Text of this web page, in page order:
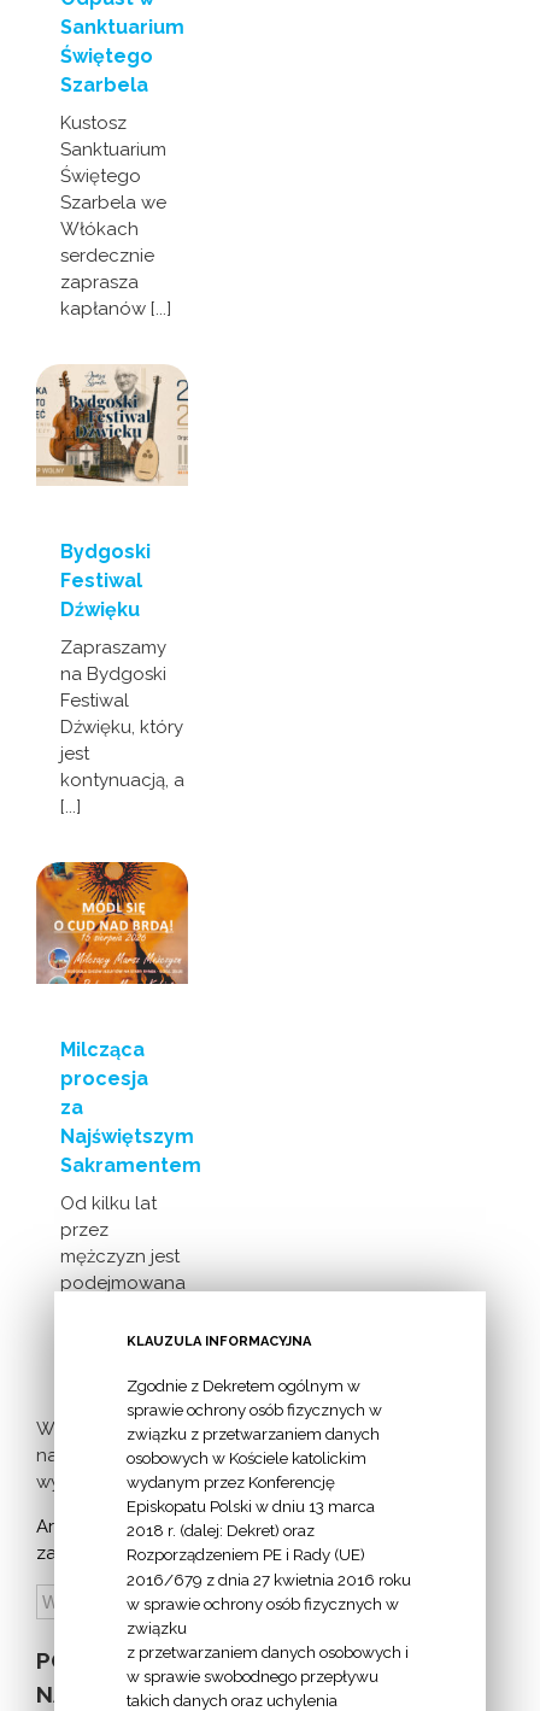
Sanktuarium
Świętego
Szarbela
Kustosz
Sanktuarium
Świętego
Szarbela we
Włókach
serdecznie
zaprasza
kapłanów [...]
Bydgoski
Festiwal
Dźwięku
Zapraszamy
na Bydgoski
Festiwal
Dźwięku, który
jest
kontynuacją, a
[...]
Milcząca
procesja
za
Najświętszym
Sakramentem
Od kilku lat
przez
mężczyzn jest
podejmowana
milczącej [...]
Więcej
nadchodzących
wydarzeń >
Archiwum
zapowiedzi:
POZOSTAŁE
NA STRONIE
KLAUZULA INFORMACYJNA
Zgodnie z Dekretem ogólnym w
sprawie ochrony osób fizycznych w
związku z przetwarzaniem danych
osobowych w Kościele katolickim
wydanym przez Konferencję
Episkopatu Polski w dniu 13 marca
2018 r. (dalej: Dekret) oraz
Rozporządzeniem PE i Rady (UE)
2016/679 z dnia 27 kwietnia 2016 roku
w sprawie ochrony osób fizycznych w
związku
z przetwarzaniem danych osobowych i
w sprawie swobodnego przepływu
takich danych oraz uchylenia